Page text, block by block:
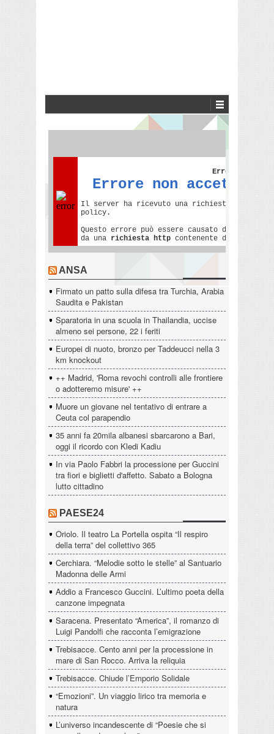
ANSA
Firmato un patto sulla difesa tra Turchia, Arabia
Saudita e Pakistan
Sparatoria in una scuola in Thailandia, uccise
almeno sei persone, 22 i feriti
Europei di nuoto, bronzo per Taddeucci nella 3
km knockout
++ Madrid, 'Roma revochi controlli alle frontiere
o adotteremo misure' ++
Muore un giovane nel tentativo di entrare a
Ceuta col parapendio
35 anni fa 20mila albanesi sbarcarono a Bari,
oggi il ricordo con Kledi Kadiu
In via Paolo Fabbri la processione per Guccini
tra fiori e biglietti d'affetto. Sabato a Bologna
lutto cittadino
PAESE24
Oriolo. Il teatro La Portella ospita “Il respiro
della terra” del collettivo 365
Cerchiara. “Melodie sotto le stelle” al Santuario
Madonna delle Armi
Addio a Francesco Guccini. L’ultimo poeta della
canzone impegnata
Saracena. Presentato “America”, il romanzo di
Luigi Pandolfi che racconta l’emigrazione
Trebisacce. Cento anni per la processione in
mare di San Rocco. Arriva la reliquia
Trebisacce. Chiude l’Emporio Solidale
“Emozioni”. Un viaggio lirico tra memoria e
natura
L’universo incandescente di “Poesie che si